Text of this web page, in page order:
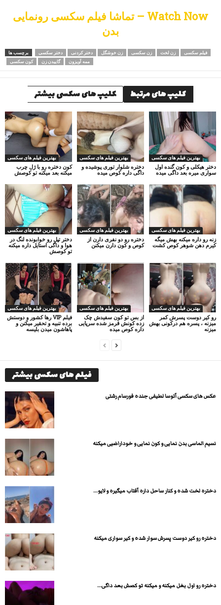
Watch Now – تماشا فیلم سکسی رونمایی
بدن
برچسب ها دختر سکسی دختر کردنی زن خوشگل زن سکسی زن لخت
فیلم سکسی
کون سکسی
گاییدن زن ممه آویزون
کلیپ های مرتبط کلیپ های سکسی بیشتر
بهترین فیلم های سکسی
کون دختره رو با ژل چرب
میکنه بعد میکنه تو کوصش
بهترین فیلم های سکسی
دختره شلوار توری پوشیده و
داگی داره کوص میده
بهترین فیلم های سکسی
دختر هیکلی و کون گنده اول
سواری میره بعد داگی میده
بهترین فیلم های سکسی
دختر تپل رو خوابونده لنگ در
هوا و داگی استایل داره میکنه
تو کوصش
بهترین فیلم های سکسی
دختره رو دو نفری دارن از
کوص و کون دارن میکنن
بهترین فیلم های سکسی
زنه رو داره میکنه بهش میگه
کیرم دهن شوهر کوص کشت
بهترین فیلم های سکسی
فیلم VIP رها کشور و دوستش
برده تنبیه و تحقیر میکنن و
پاهاشون میدن بلیسه
بهترین فیلم های سکسی
از بس تو کون سفیدش چک
زده کونش قرمز شده سرپایی
داره کوص میده
بهترین فیلم های سکسی
رو کیر دوست پسرش کمر
میزنه ، پسره هم درکونی بهش
میزنه
فیلم های سکسی بیشتر
عکس های سکسی آتوسا لطیفی جنده فورسام رشتی
نسیم الماسی بدن نمایی و کون نمایی و خوداراضیی میکنه
دختره لخت شده و کنار ساحل داره آفتاب میگیره و لایو...
دختره رو کیر دوست پسرش سوار شده و کیر سواری میکنه
دختره رو اول بغل میکنه و میکنه تو کصش بعد داگی...